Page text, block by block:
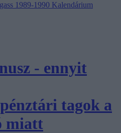
1989-1990 Kalendárium
- ennyit
tagok a
miatt